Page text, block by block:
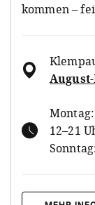
kommen –
12–21